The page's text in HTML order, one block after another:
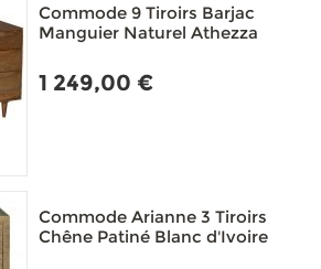
Commode 9 Tiroirs Barjac
Manguier Naturel Athezza
1 249,00 €
Commode Arianne 3 Tiroirs
Chêne Patiné Blanc d'Ivoire